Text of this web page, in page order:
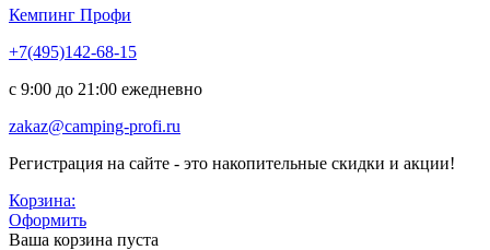
Кемпинг Профи
+7(495)142-68-15
с 9:00 до 21:00 ежедневно
zakaz@camping-profi.ru
Регистрация на сайте - это накопительные скидки и акции!
Корзина:
Оформить
Ваша корзина пуста